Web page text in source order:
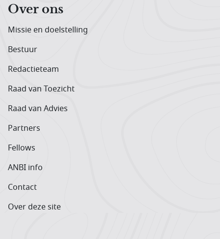
Over ons
Missie en doelstelling
Bestuur
Redactieteam
Raad van Toezicht
Raad van Advies
Partners
Fellows
ANBI info
Contact
Over deze site